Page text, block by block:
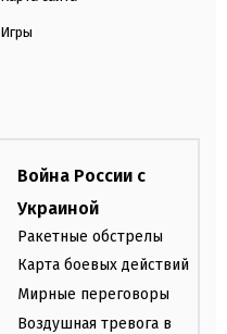
Игры
Война России с
Украиной
Ракетные обстрелы
Карта боевых действий
Мирные переговоры
Воздушная тревога в